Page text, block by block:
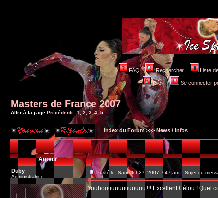
FAQ Rechercher Liste
Profil Se connecter
Masters de France 2007
Aller à la page Précédente 1,2 3,4,5
Index du Forum>>>News / Infos
Auteur
Duby
Administratrice
Posté le: Sam Oct 27, 2007 7:47 am Sujet du
Youhouuuuuuuuuuuu !!! Excellent Célou ! Quel